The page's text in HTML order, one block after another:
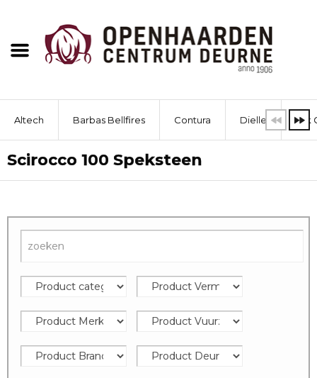
Altech Barbas Bellfires Contura Dielle Dik
Scirocco 100 Speksteen